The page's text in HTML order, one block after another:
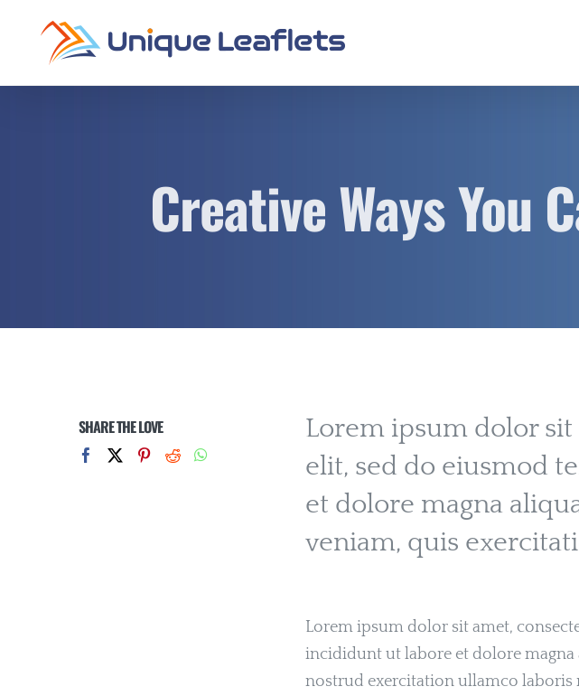
content
Creative Ways You
Lorem ipsum dolor
elit, sed do eiusmod
et dolore magna
veniam, quis
Lorem ipsum dolor sit amet,
incididunt ut labore et dolore
nostrud exercitation ullamco laboris
SHARE THE LOVE